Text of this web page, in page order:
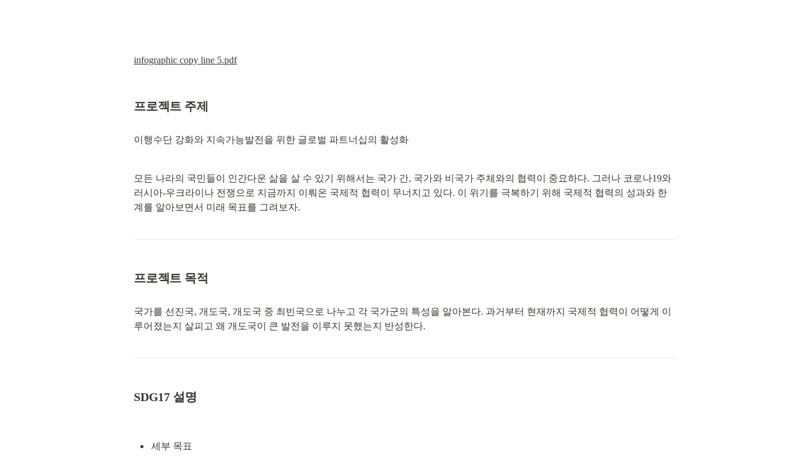
infographic copy line 5.pdf
프로젝트 주제
이행수단 강화와 지속가능발전을 위한 글로벌 파트너십의 활성화
모든 나라의 국민들이 인간다운 삶을 살 수 있기 위해서는 국가 간, 국가와 비국가 주체와의 협력이 중요하다. 그러나 코로나19와
러시아-우크라이나 전쟁으로 지금까지 이뤄온 국제적 협력이 무너지고 있다. 이 위기를 극복하기 위해 국제적 협력의 성과와 한
계를 알아보면서 미래 목표를 그려보자.
프로젝트 목적
국가를 선진국, 개도국, 개도국 중 최빈국으로 나누고 각 국가군의 특성을 알아본다. 과거부터 현재까지 국제적 협력이 어떻게 이
루어졌는지 살피고 왜 개도국이 큰 발전을 이루지 못했는지 반성한다.
SDG17 설명
세부 목표